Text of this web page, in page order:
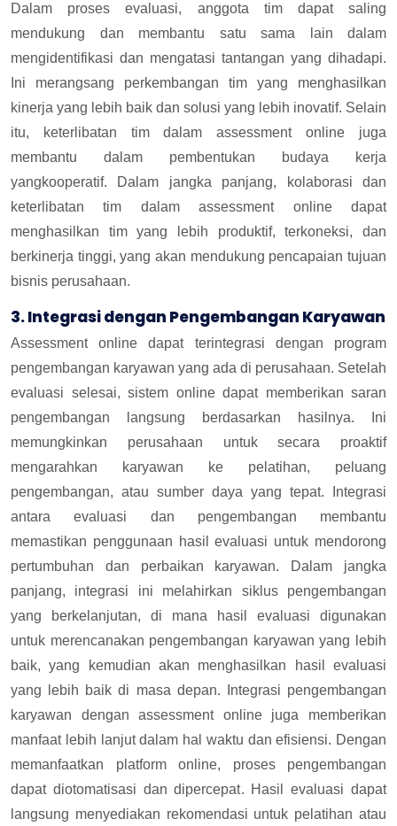
Dalam proses evaluasi, anggota tim dapat saling
mendukung dan membantu satu sama lain dalam
mengidentifikasi dan mengatasi tantangan yang dihadapi.
Ini merangsang perkembangan tim yang menghasilkan
kinerja yang lebih baik dan solusi yang lebih inovatif. Selain
itu, keterlibatan tim dalam assessment online juga
membantu dalam pembentukan budaya kerja
yangkooperatif.
Dalam jangka panjang, kolaborasi dan
keterlibatan tim dalam assessment online dapat
menghasilkan tim yang lebih produktif, terkoneksi, dan
berkinerja tinggi, yang akan mendukung pencapaian tujuan
bisnis perusahaan.
3. Integrasi dengan Pengembangan Karyawan
Assessment online dapat terintegrasi dengan program
pengembangan karyawan yang ada di perusahaan. Setelah
evaluasi selesai, sistem online dapat memberikan saran
pengembangan langsung berdasarkan hasilnya. Ini
memungkinkan perusahaan untuk secara proaktif
mengarahkan karyawan ke pelatihan, peluang
pengembangan, atau sumber daya yang tepat. Integrasi
antara evaluasi dan pengembangan membantu
memastikan penggunaan hasil evaluasi untuk mendorong
pertumbuhan dan perbaikan karyawan. Dalam jangka
panjang, integrasi ini melahirkan siklus pengembangan
yang berkelanjutan, di mana hasil evaluasi digunakan
untuk merencanakan pengembangan karyawan yang lebih
baik, yang kemudian akan menghasilkan hasil evaluasi
yang lebih baik di masa depan.
Integrasi pengembangan
karyawan dengan assessment online juga memberikan
manfaat lebih lanjut dalam hal waktu dan efisiensi. Dengan
memanfaatkan platform online, proses pengembangan
dapat diotomatisasi dan dipercepat. Hasil evaluasi dapat
langsung menyediakan rekomendasi untuk pelatihan atau